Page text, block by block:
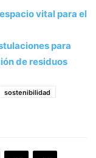
vital para el
para
de residuos
sostenibilidad